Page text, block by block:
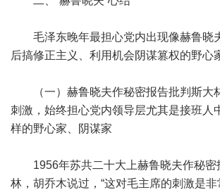
毛泽东晚年最担心党内出现像赫鲁晓
后搞修正主义、利用机会阴谋篡权的野
（一）赫鲁晓夫作秘密报告批判斯大
刺激，始终担心党内领导层尤其是接班人
样的野心家、阴谋家
1956年苏共二十大上赫鲁晓夫作秘密
林，胡乔木说过，“这对毛主席的刺激是